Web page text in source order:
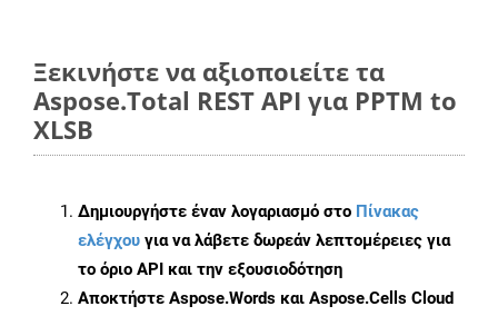
Ξεκινήστε να αξιοποιείτε τα
Aspose.Total REST API για PPTM to
XLSB
Δημιουργήστε έναν λογαριασμό στο Πίνακας
ελέγχου για να λάβετε δωρεάν λεπτομέρειες για
το όριο API και την εξουσιοδότηση
Αποκτήστε Aspose.Words και Aspose.Cells Cloud